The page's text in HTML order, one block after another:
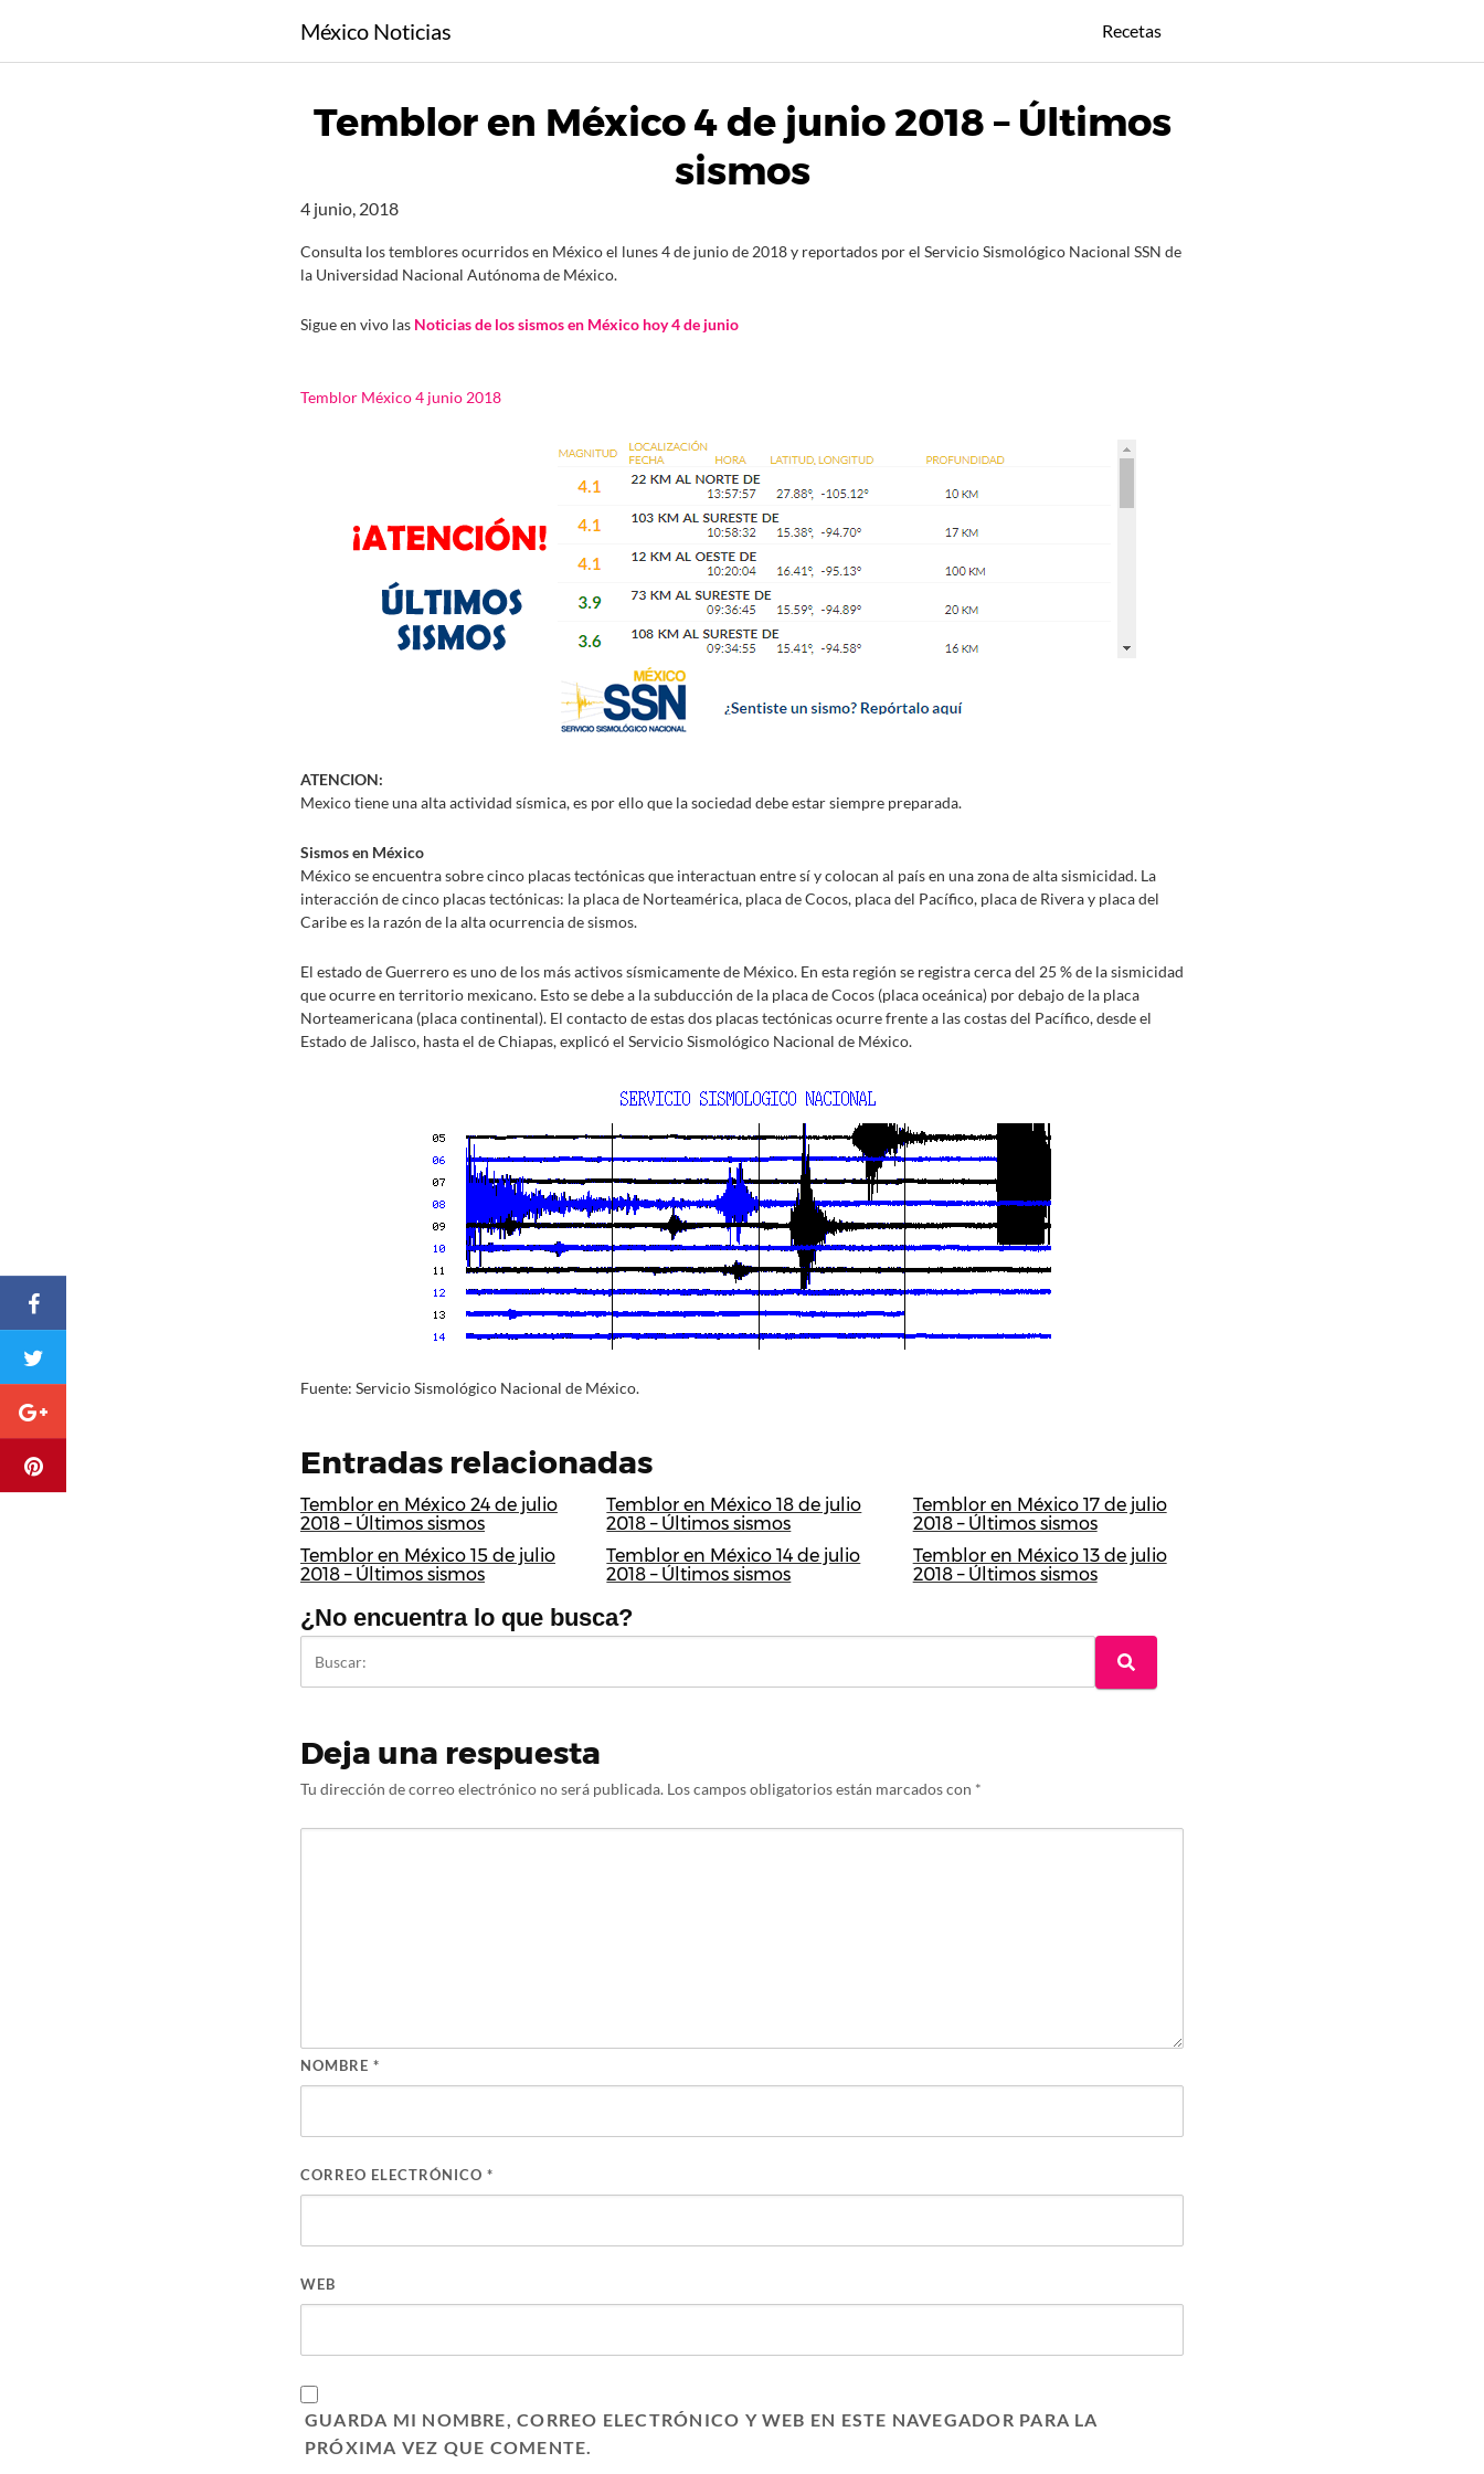
l
México Noticias Recetas
Temblor en México 4 de junio 2018 – Últimos
sismos
4 junio, 2018
Consulta los temblores ocurridos en México el lunes 4 de junio de 2018 y reportados por el Servicio Sismológico Nacional SSN de
la Universidad Nacional Autónoma de México.
Sigue en vivo las Noticias de los sismos en México hoy 4 de junio
Temblor México 4 junio 2018
ATENCION:
Mexico tiene una alta actividad sísmica, es por ello que la sociedad debe estar siempre preparada.
Sismos en México
México se encuentra sobre cinco placas tectónicas que interactuan entre sí y colocan al país en una zona de alta sismicidad. La
interacción de cinco placas tectónicas: la placa de Norteamérica, placa de Cocos, placa del Pacífico, placa de Rivera y placa del
Caribe es la razón de la alta ocurrencia de sismos.
El estado de Guerrero es uno de los más activos sísmicamente de México. En esta región se registra cerca del 25 % de la sismicidad
que ocurre en territorio mexicano. Esto se debe a la subducción de la placa de Cocos (placa oceánica) por debajo de la placa
Norteamericana (placa continental). El contacto de estas dos placas tectónicas ocurre frente a las costas del Pacífico, desde el
Estado de Jalisco, hasta el de Chiapas, explicó el Servicio Sismológico Nacional de México.
Fuente: Servicio Sismológico Nacional de México.
Entradas relacionadas
Temblor en México 24 de julio
2018 – Últimos sismos
Temblor en México 18 de julio
2018 – Últimos sismos
Temblor en México 17 de julio
2018 – Últimos sismos
Temblor en México 15 de julio
2018 – Últimos sismos
Temblor en México 14 de julio
2018 – Últimos sismos
Temblor en México 13 de julio
2018 – Últimos sismos
¿No encuentra lo que busca?
Deja una respuesta
Tu dirección de correo electrónico no será publicada. Los campos obligatorios están marcados con *
NOMBRE *
CORREO ELECTRÓNICO *
WEB
GUARDA MI NOMBRE, CORREO ELECTRÓNICO Y WEB EN ESTE NAVEGADOR PARA LA
PRÓXIMA VEZ QUE COMENTE.